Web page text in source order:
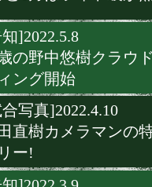
[ネット・TV欄
DANGAN251ラ
[井上戦特集
YouTubeで井上
を配信!